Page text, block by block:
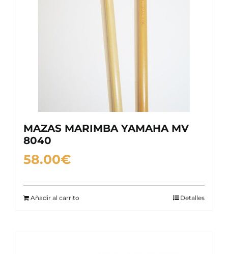
MAZAS MARIMBA YAMAHA MV
8040
58.00€
Añadir al carrito Detalles